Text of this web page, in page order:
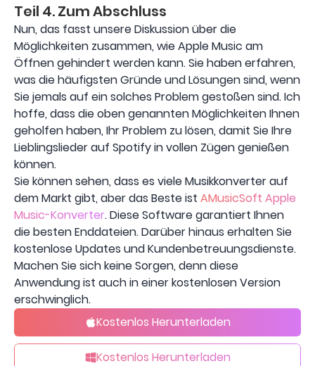
Teil 4. Zum Abschluss
Nun, das fasst unsere Diskussion über die
Möglichkeiten zusammen, wie Apple Music am
Öffnen gehindert werden kann. Sie haben erfahren,
was die häufigsten Gründe und Lösungen sind, wenn
Sie jemals auf ein solches Problem gestoßen sind. Ich
hoffe, dass die oben genannten Möglichkeiten Ihnen
geholfen haben, Ihr Problem zu lösen, damit Sie Ihre
Lieblingslieder auf Spotify in vollen Zügen genießen
können.
Sie können sehen, dass es viele Musikkonverter auf
dem Markt gibt, aber das Beste ist AMusicSoft Apple
Music-Konverter. Diese Software garantiert Ihnen
die besten Enddateien. Darüber hinaus erhalten Sie
kostenlose Updates und Kundenbetreuungsdienste.
Machen Sie sich keine Sorgen, denn diese
Anwendung ist auch in einer kostenlosen Version
erschwinglich.
Kostenlos Herunterladen
Kostenlos Herunterladen